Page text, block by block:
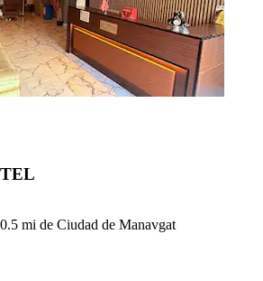
mi de Ciudad de Manavgat